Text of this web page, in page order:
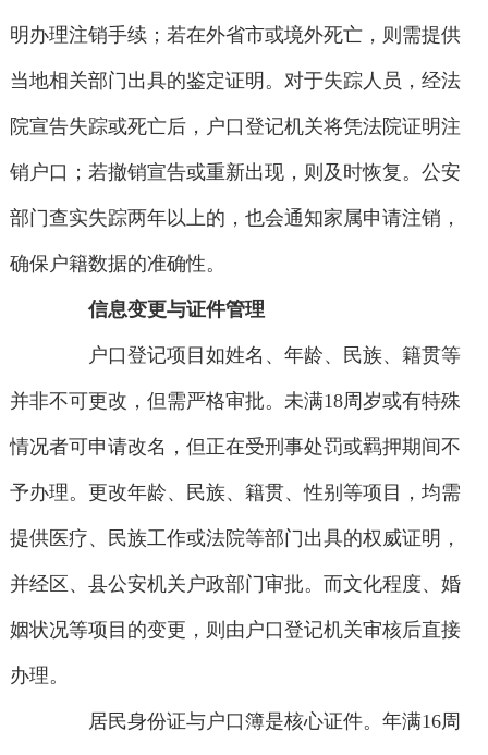
明办理注销手续；若在外省市或境外死亡，则需提供
当地相关部门出具的鉴定证明。对于失踪人员，经法
院宣告失踪或死亡后，户口登记机关将凭法院证明注
销户口；若撤销宣告或重新出现，则及时恢复。公安
部门查实失踪两年以上的，也会通知家属申请注销，
确保户籍数据的准确性。
信息变更与证件管理
户口登记项目如姓名、年龄、民族、籍贯等
并非不可更改，但需严格审批。未满18周岁或有特殊
情况者可申请改名，但正在受刑事处罚或羁押期间不
予办理。更改年龄、民族、籍贯、性别等项目，均需
提供医疗、民族工作或法院等部门出具的权威证明，
并经区、县公安机关户政部门审批。而文化程度、婚
姻状况等项目的变更，则由户口登记机关审核后直接
办理。
居民身份证与户口簿是核心证件。年满16周